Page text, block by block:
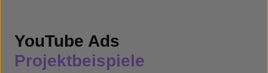
YouTube Ads
Projektbeispiele